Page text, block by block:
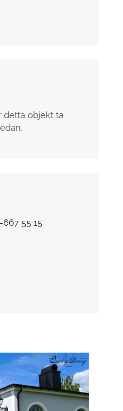
detta objekt ta
667 55 15